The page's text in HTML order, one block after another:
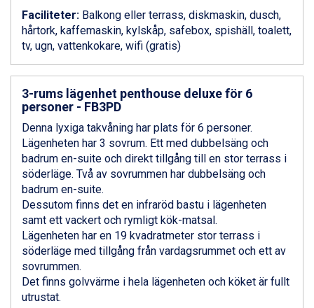
Cervinia från 8.245 kr.
Passo Tonale från 5.895 kr.
Bad Hofgastein från 8.595 kr.
Saalbach från 9.445 kr.
Sölden från 12.995 kr.
Champoluc från 5.945 kr.
Sestriere från 6.945 kr.
Wagrain från 7.095 kr.
Fieberbrunn från 9.645 kr.
Ischgl från 11.295 kr.
Val Thorens från 8.395 kr.
St. Anton från 11.245 kr.
Zell am See från 6.295 kr.
Canazei från 7.195 kr.
Livigno från 5.595 kr.
Ponte di Legno från 7.395 kr.
Bad Gastein från 6.295 kr.
Sauze dOulx från 6.145 kr.
Alleghe från 8.545 kr.
Arabba från 11.045 kr.
Faciliteter: Balkong eller terrass, diskmaskin, dusch,
hårtork, kaffemaskin, kylskåp, safebox, spishäll, toalett,
tv, ugn, vattenkokare, wifi (gratis)
3-rums lägenhet penthouse deluxe för 6
personer - FB3PD
Denna lyxiga takvåning har plats för 6 personer.
Lägenheten har 3 sovrum. Ett med dubbelsäng och
badrum en-suite och direkt tillgång till en stor terrass i
söderläge. Två av sovrummen har dubbelsäng och
badrum en-suite.
Dessutom finns det en infraröd bastu i lägenheten
samt ett vackert och rymligt kök-matsal.
Lägenheten har en 19 kvadratmeter stor terrass i
söderläge med tillgång från vardagsrummet och ett av
sovrummen.
Det finns golvvärme i hela lägenheten och köket är fullt
utrustat.